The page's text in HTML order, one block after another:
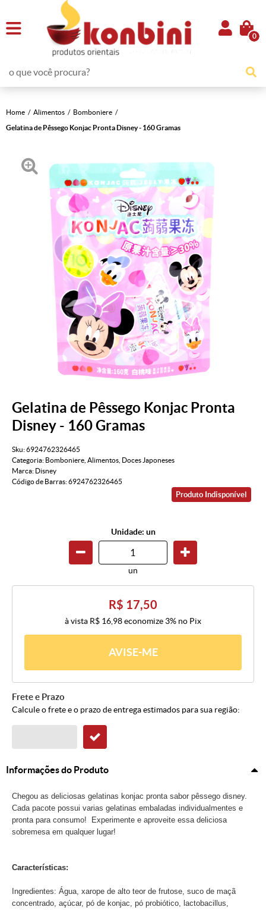
0
Home Alimentos
Bomboniere
Gelatina de Pêssego Konjac Pronta Disney - 160 Gramas
Gelatina de Pêssego Konjac Pronta
Disney - 160 Gramas
Sku:6924762326465
Categoria: Bomboniere Alimentos Doces Japoneses
Marca: Disney
Código de Barras:6924762326465
Produto Indisponível
Unidade: un
un
R$ 17,50
à vista R$ 16,98economize 3% no Pix
AVISE-ME
Frete e Prazo
Calcule o frete e o prazo de entrega estimados para sua região:
Informações do Produto
Chegou as deliciosas gelatinas konjac pronta sabor pêssego disney.
Cada pacote possui varias gelatinas embaladas individualmentes e
pronta para consumo! Experimente e aproveite essa deliciosa
sobremesa em qualquer lugar!
Características:
Ingredientes: Água, xarope de alto teor de frutose, suco de maçã
concentrado, açúcar, pó de konjac, pó probiótico, lactobacillus,